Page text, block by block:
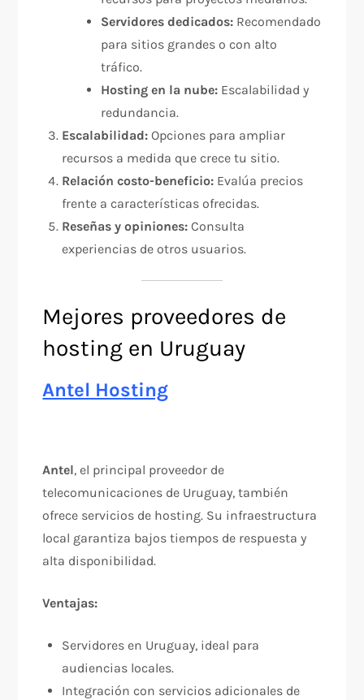
Servidores dedicados: Recomendado
para sitios grandes o con alto
tráfico.
Hosting en la nube: Escalabilidad y
redundancia.
Escalabilidad: Opciones para ampliar
recursos a medida que crece tu sitio.
Relación costo-beneficio: Evalúa precios
frente a características ofrecidas.
Reseñas y opiniones: Consulta
experiencias de otros usuarios.
Mejores proveedores de
hosting en Uruguay
Antel Hosting
Antel, el principal proveedor de
telecomunicaciones de Uruguay, también
ofrece servicios de hosting. Su infraestructura
local garantiza bajos tiempos de respuesta y
alta disponibilidad.
Ventajas:
Servidores en Uruguay, ideal para
audiencias locales.
Integración con servicios adicionales de